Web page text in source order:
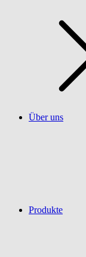
Über uns
Produkte